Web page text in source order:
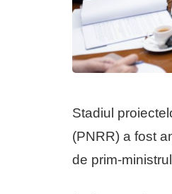
Stadiul
(PNRR) a fost
de prim-